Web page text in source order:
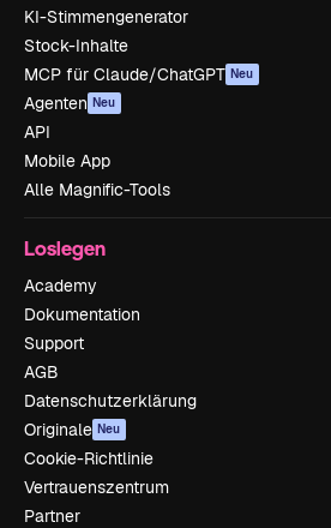
KI-Stimmengenerator
Stock-Inhalte
MCP für Claude/ChatGPT Neu
Agenten Neu
API
Mobile App
Alle Magnific-Tools
Loslegen
Academy
Dokumentation
Support
AGB
Datenschutzerklärung
Originale Neu
Cookie-Richtlinie
Vertrauenszentrum
Partner